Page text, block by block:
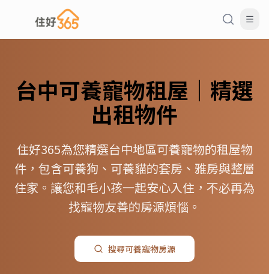
台中可養寵物租屋｜精選
出租物件
住好365為您精選台中地區可養寵物的租屋物
件，包含可養狗、可養貓的套房、雅房與整層
住家。讓您和毛小孩一起安心入住，不必再為
找寵物友善的房源煩惱。
搜尋可養寵物房源